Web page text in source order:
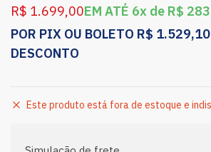
R$ 1.699,00EM ATÉ 6x de R$
POR PIX OU BOLETO R$ 1.529,10
DESCONTO
Este produto está fora de estoque e